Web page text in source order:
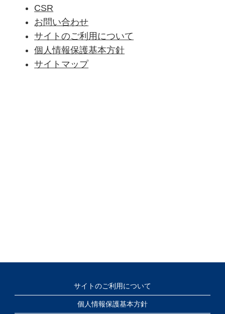
CSR
お問い合わせ
サイトのご利用について
個人情報保護基本方針
サイトマップ
サイトのご利用について
個人情報保護基本方針